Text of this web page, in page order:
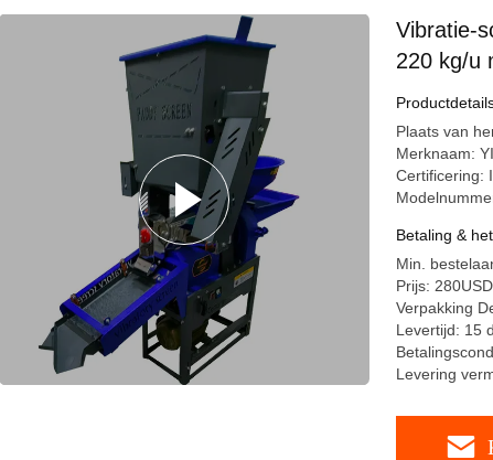
Vibratie-
220 kg/u
Plaats van
Merknaam:
Certificering:
Betaling &
Min.
Prijs:
Verpakking
Levertijd: 15
Levering